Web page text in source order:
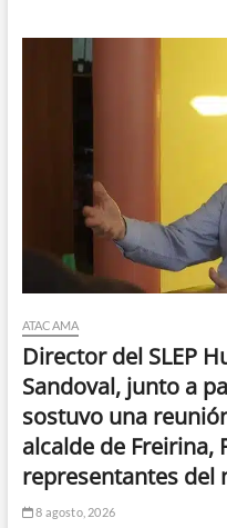
ATACAMA
Director del SLEP
Sandoval, junto a
sostuvo una
alcalde de Freirina,
representantes del
8 agosto, 2026